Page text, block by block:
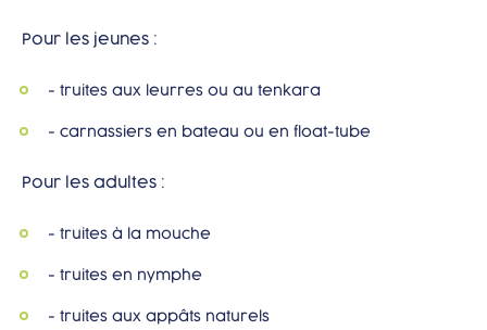
Pour les jeunes :
- truites aux leurres ou au tenkara
- carnassiers en bateau ou en float-tube
Pour les adultes :
- truites à la mouche
- truites en nymphe
- truites aux appâts naturels